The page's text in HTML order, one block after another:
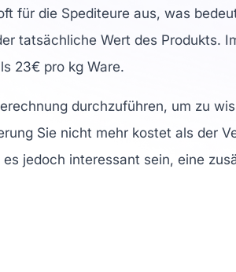
für die Spediteure aus, was
tatsächliche Wert des Produkts.
23€ pro kg Ware.
durchzuführen, um zu
Sie nicht mehr kostet als der
jedoch interessant sein, eine